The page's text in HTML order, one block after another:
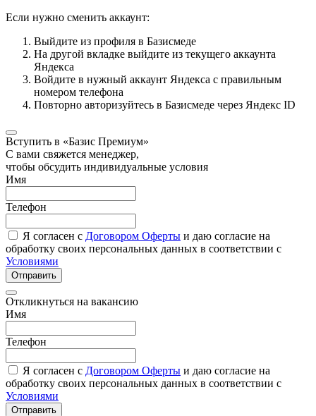
Если нужно сменить аккаунт:
Выйдите из профиля в Базисмеде
На другой вкладке выйдите из текущего аккаунта
Яндекса
Войдите в нужный аккаунт Яндекса с правильным
номером телефона
Повторно авторизуйтесь в Базисмеде через Яндекс ID
Вступить в «Базис Премиум»
С вами свяжется менеджер,
чтобы обсудить индивидуальные условия
Имя
Телефон
Я согласен с Договором Оферты и даю согласие на
обработку своих персональных данных в соответствии с
Условиями
Отправить
Откликнуться на вакансию
Имя
Телефон
Я согласен с Договором Оферты и даю согласие на
обработку своих персональных данных в соответствии с
Условиями
Отправить